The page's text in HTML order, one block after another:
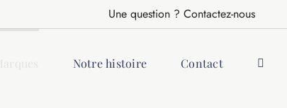
Une question ? Contactez-nous
Notre histoire Contact